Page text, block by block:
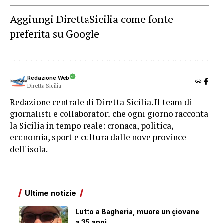
Aggiungi DirettaSicilia come fonte
preferita su Google
Redazione Web
Diretta Sicilia
Redazione centrale di Diretta Sicilia. Il team di
giornalisti e collaboratori che ogni giorno racconta
la Sicilia in tempo reale: cronaca, politica,
economia, sport e cultura dalle nove province
dell'isola.
Ultime notizie
Lutto a Bagheria, muore un giovane